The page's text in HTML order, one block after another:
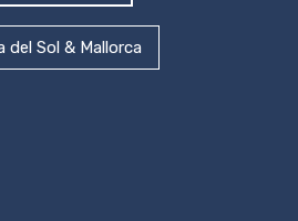
del Sol & Mallorca